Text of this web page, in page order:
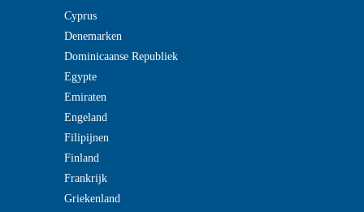
Cyprus
Denemarken
Dominicaanse Republiek
Egypte
Emiraten
Engeland
Filipijnen
Finland
Frankrijk
Griekenland